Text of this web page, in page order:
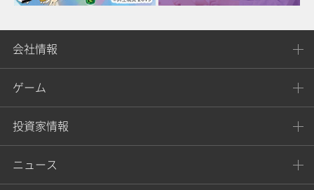
会社情報
ゲーム
投資家情報
ニュース